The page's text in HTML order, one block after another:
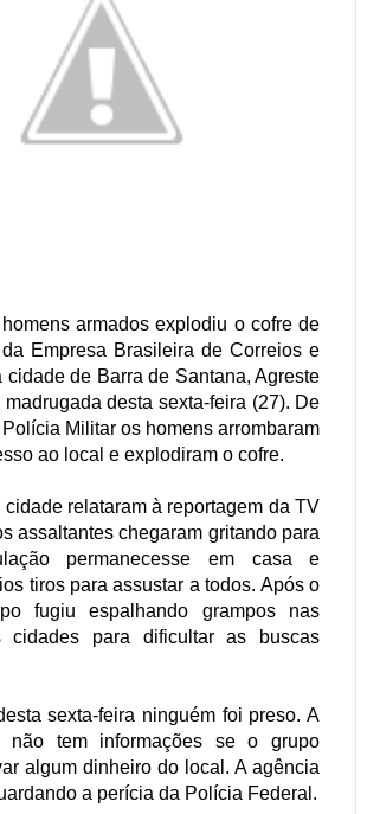
armados explodiu o cofre de
Empresa Brasileira de Correios e
cidade de Barra de Santana, Agreste
madrugada desta sexta-feira (27). De
Militar os homens arrombaram
ao local e explodiram o cofre.
cidade relataram à reportagem da TV
assaltantes chegaram gritando para
permanecesse em casa e
tiros para assustar a todos. Após o
fugiu espalhando grampos nas
cidades para dificultar as buscas
sexta-feira ninguém foi preso. A
não tem informações se o grupo
algum dinheiro do local. A agência
a perícia da Polícia Federal.